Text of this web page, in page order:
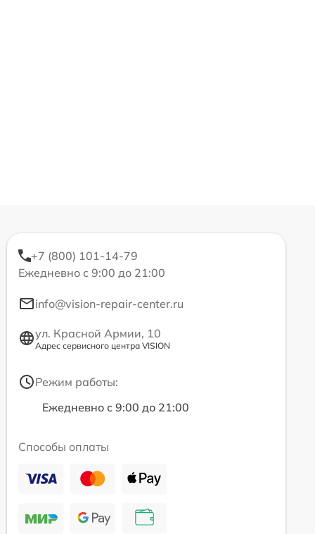
+7 (800) 101-14-79
Ежедневно с 9:00 до 21:00
info@vision-repair-center.ru
ул. Красной Армии, 10
Адрес сервисного центра VISION
Режим работы:
Ежедневно с 9:00 до 21:00
Способы оплаты